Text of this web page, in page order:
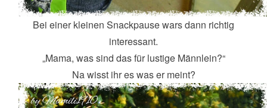
Bei einer kleinen Snackpause wars dann richtig
interessant.
„Mama, was sind das für lustige Männlein?“
Na wisst ihr es was er meint?